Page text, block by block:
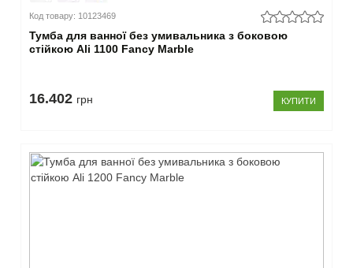
Код товару: 10123469
Тумба для ванної без умивальника з боковою
стійкою Ali 1100 Fancy Marble
16.402 грн КУПИТИ